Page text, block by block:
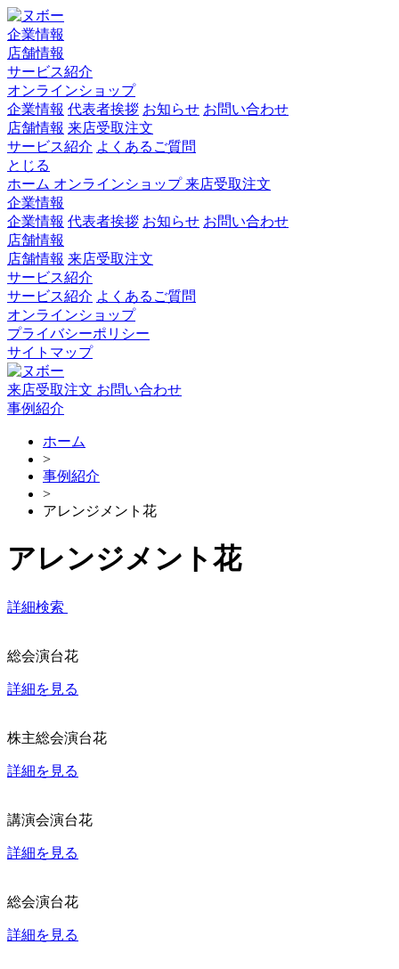
企業情報
店舗情報
サービス紹介
オンラインショップ
企業情報 代表者挨拶 お知らせ お問い合わせ
店舗情報 来店受取注文
サービス紹介 よくあるご質問
とじる
ホーム オンラインショップ来店受取注文
企業情報
企業情報 代表者挨拶 お知らせ お問い合わせ
店舗情報
店舗情報 来店受取注文
サービス紹介
サービス紹介 よくあるご質問
オンラインショップ
プライバシーポリシー
サイトマップ
来店受取注文 お問い合わせ
事例紹介
ホーム
>
事例紹介
>
アレンジメント花
アレンジメント花
詳細検索
総会演台花
詳細を見る
株主総会演台花
詳細を見る
講演会演台花
詳細を見る
総会演台花
詳細を見る